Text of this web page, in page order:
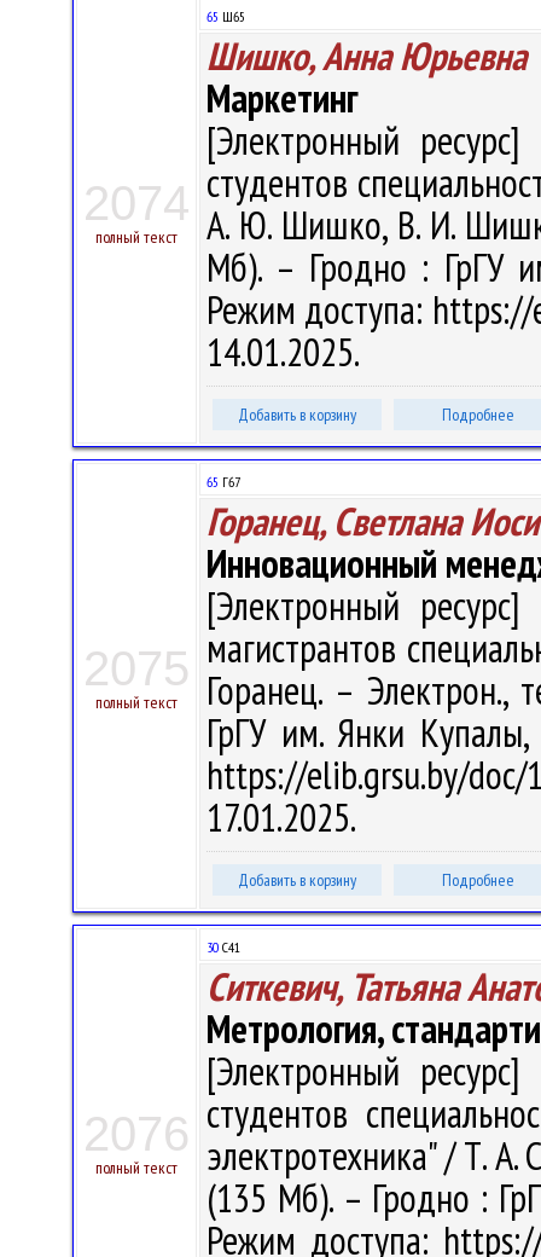
2074
полный текст
65 Ш65
Шишко, Анна Юрьевна
Маркетинг
[Электронный
студентов
А. Ю. Шишко, В. И.
Мб). – Гродно : ГрГУ
Режим доступа:
14.01.2025.
Добавить в корзину Подробнее
2075
полный текст
65 Г67
Горанец, Светлана
Инновационный
[Электронный
магистрантов
Горанец. – Электрон.,
ГрГУ им. Янки
https://elib.grsu.by/
17.01.2025.
Добавить в корзину Подробнее
2076
полный текст
30 С41
Ситкевич, Татьяна
Метрология,
[Электронный
студентов
электротехника" / Т. А.
(135 Мб). – Гродно :
Режим доступа: